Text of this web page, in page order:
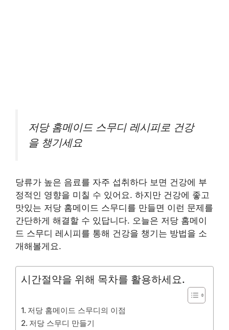
저당 홈메이드 스무디 레시피로 건강
을 챙기세요
당류가 높은 음료를 자주 섭취하다 보면 건강에 부
정적인 영향을 미칠 수 있어요. 하지만 건강에 좋고
맛있는 저당 홈메이드 스무디를 만들면 이런 문제를
간단하게 해결할 수 있답니다. 오늘은 저당 홈메이
드 스무디 레시피를 통해 건강을 챙기는 방법을 소
개해볼게요.
시간절약을 위해 목차를 활용하세요.
저당 홈메이드 스무디의 이점
저당 스무디 만들기